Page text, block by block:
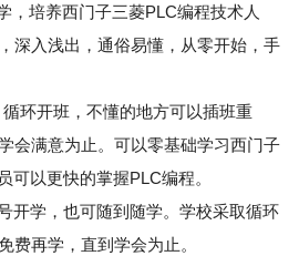
，培养西门子三菱PLC编程技术人
深入浅出，通俗易懂，从零开始，手
环开班，不懂的地方可以插班重
会满意为止。可以零基础学习西门子
可以更快的掌握PLC编程。
开学，也可随到随学。学校采取循环
费再学，直到学会为止。